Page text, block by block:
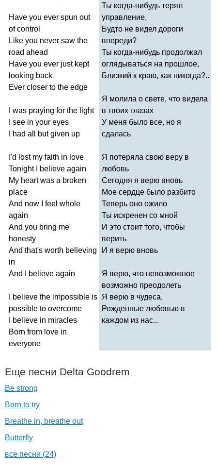
Have you ever spun out
of control
Like you never saw the
road ahead
Have you ever just kept
looking back
Ever closer to the edge
was praying for the light
see in your eyes
had all but given up
I'd lost my faith in love
Tonight
believe again
My heart was a broken
place
And now feel whole
again
And you bring me
honesty
And that's worth believing
in
And
believe again
believe the impossible is
possible to overcome
believe in miracles
Born from love in
everyone
Ты когда-нибудь терял
управление,
Будто не видел дороги
впереди?
Ты когда-нибудь продолжал
оглядываться на прошлое,
Близкий к краю, как никогда?..
Я молила о свете, что видела
в твоих глазах
У меня было все, но я
сдалась
Я потеряла свою веру в
любовь
Сегодня я верю вновь
Мое сердце было разбито
Теперь оно ожило
Ты искренен со мной
И это стоит того, чтобы
верить
И я верю вновь
Я верю, что невозможное
возможно преодолеть
Я верю в чудеса,
Рожденные любовью в
каждом из нас...
Еще песни Delta Goodrem
Be strong
Born to try
Breathe in, breathe out
Butterfly
все песни (24)